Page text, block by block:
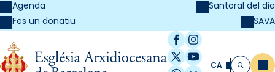
Agenda
Fes un donatiu
Santoral del dia
SAVA
Facebook
Instagram
X / Twitter
YouTube
CA Cerca